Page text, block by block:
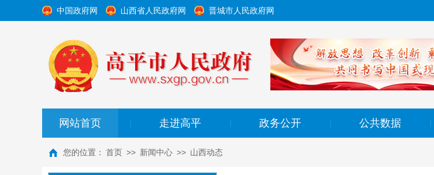
中国政府网 山西省人民政府网 晋城市人民政府网
网站首页 走进高平 政务公开 公共数据
您的位置： 首页 >> 新闻中心 >> 山西动态